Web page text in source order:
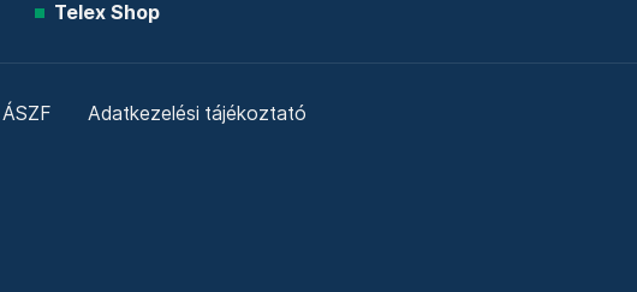
Telex Shop
ÁSZF Adatkezelési tájékoztató